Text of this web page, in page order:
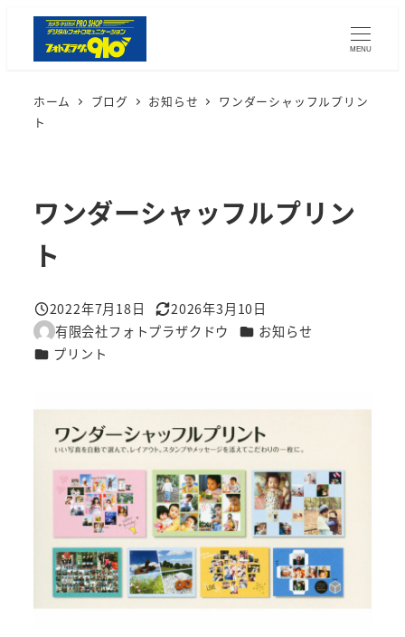
MENU
ホーム ブログ お知らせ
ワンダーシャッフルプリン
ト
ワンダーシャッフルプリン
ト
投稿日
2022年7月18日
更新日
2026年3月10日
著
者
有限会社フォトプラザクドウ カテゴリー
お知らせ
カテゴリー
プリント